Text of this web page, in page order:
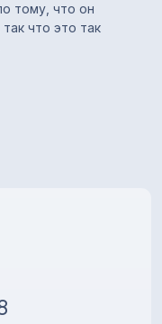
тому, что он
что это так